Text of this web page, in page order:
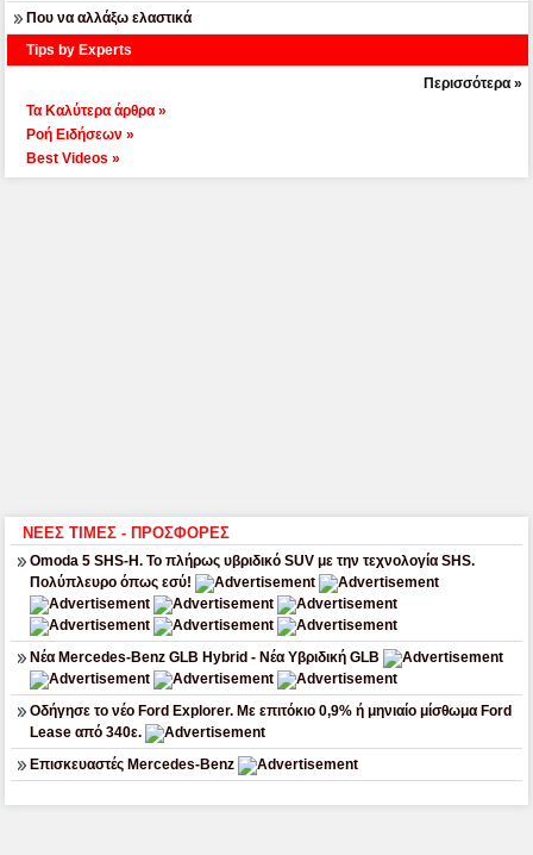
Που να αλλάξω ελαστικά
Tips by Experts
Περισσότερα »
Τα Καλύτερα άρθρα »
Ροή Ειδήσεων »
Best Videos »
ΝΕΕΣ ΤΙΜΕΣ - ΠΡΟΣΦΟΡΕΣ
Omoda 5 SHS-H. Το πλήρως υβριδικό SUV με την τεχνολογία SHS.
Πολύπλευρο όπως εσύ!
Νέα Mercedes-Benz GLB Hybrid - Νέα Υβριδική GLB
Οδήγησε το νέο Ford Explorer. Με επιτόκιο 0,9% ή μηνιαίο μίσθωμα Ford
Lease από 340ε.
Επισκευαστές Mercedes-Benz